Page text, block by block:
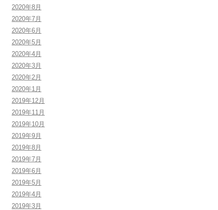
2020年8月
2020年7月
2020年6月
2020年5月
2020年4月
2020年3月
2020年2月
2020年1月
2019年12月
2019年11月
2019年10月
2019年9月
2019年8月
2019年7月
2019年6月
2019年5月
2019年4月
2019年3月